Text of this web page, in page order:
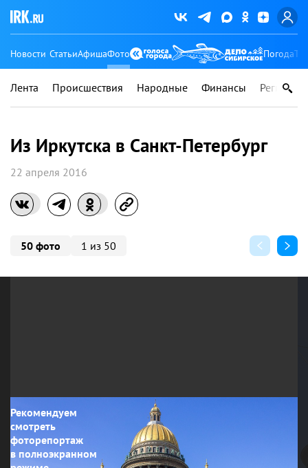
Новости СтатьиАфишаФото Погода
Лента Происшествия Народные Финансы Регионы
Из Иркутска в Санкт-Петербург
22 апреля 2016
50 фото 1 из 50
Рекомендуем
смотреть
фоторепортаж
в полноэкранном